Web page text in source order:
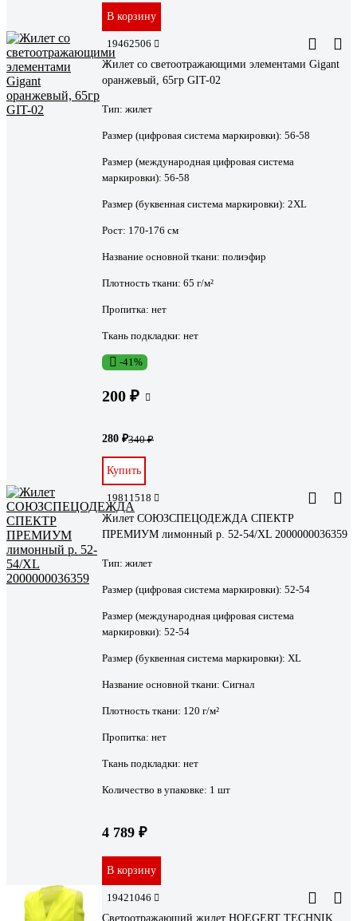
В корзину
19462506
Жилет со светоотражающими элементами Gigant
оранжевый, 65гр GIT-02
Тип: жилет
Размер (цифровая система маркировки): 56-58
Размер (международная цифровая система
маркировки): 56-58
Размер (буквенная система маркировки): 2XL
Рост: 170-176 см
Название основной ткани: полиэфир
Плотность ткани: 65 г/м²
Пропитка: нет
Ткань подкладки: нет
-41%
200 ₽
280 ₽340 ₽
Купить
19811518
Жилет СОЮЗСПЕЦОДЕЖДА СПЕКТР
ПРЕМИУМ лимонный р. 52-54/XL 2000000036359
Тип: жилет
Размер (цифровая система маркировки): 52-54
Размер (международная цифровая система
маркировки): 52-54
Размер (буквенная система маркировки): XL
Название основной ткани: Сигнал
Плотность ткани: 120 г/м²
Пропитка: нет
Ткань подкладки: нет
Количество в упаковке: 1 шт
4 789 ₽
В корзину
19421046
Светоотражающий жилет HOEGERT TECHNIK